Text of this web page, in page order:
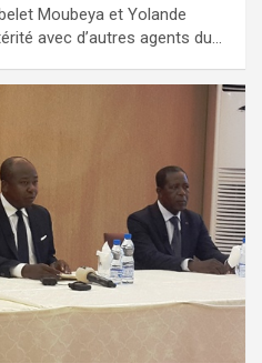
Moubeya et Yolande
avec d’autres agents du…